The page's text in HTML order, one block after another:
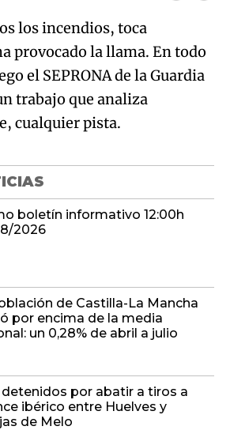
los incendios, toca
provocado la llama. En todo
el SEPRONA de la Guardia
trabajo que analiza
cualquier pista.
boletín informativo 12:00h
2026
de Castilla-La Mancha
por encima de la media
un 0,28% de abril a julio
detenidos por abatir a tiros a
ibérico entre Huelves y
de Melo